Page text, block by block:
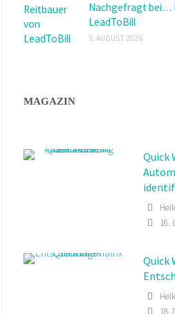
Nachgefragt bei…
LeadToBill
5. AUGUST 2026
MAGAZIN
Quick
18.
Quick
mit
13.